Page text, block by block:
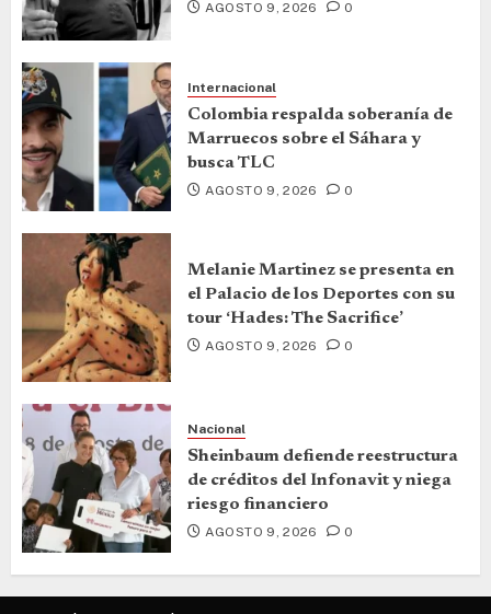
AGOSTO 9, 2026 0
Internacional
Colombia respalda soberanía de
Marruecos sobre el Sáhara y
busca TLC
AGOSTO 9, 2026 0
Melanie Martinez se presenta en
el Palacio de los Deportes con su
tour ‘Hades: The Sacrifice’
AGOSTO 9, 2026 0
Nacional
Sheinbaum defiende reestructura
de créditos del Infonavit y niega
riesgo financiero
AGOSTO 9, 2026 0